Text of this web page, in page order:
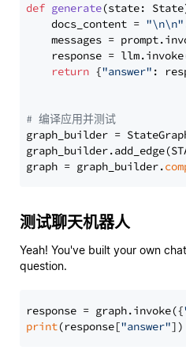
def generate(state: State
    docs_content =
"\n\n"
messages =
response =
return {"answer" :
# 编译应用并测试
graph_builder =
graph = graph_builder.
测试聊天机器人
Yeah! You've built your own
question.
response = graph.invoke({
print(response["answer"